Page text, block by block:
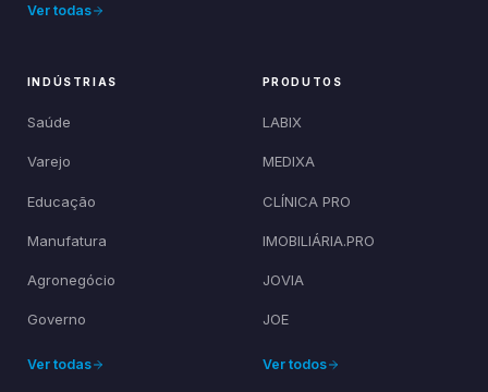
Ver todas
INDÚSTRIAS
Saúde
Varejo
Educação
Manufatura
Agronegócio
Governo
Ver todas
PRODUTOS
LABIX
MEDIXA
CLÍNICA PRO
IMOBILIÁRIA.PRO
JOVIA
JOE
Ver todos